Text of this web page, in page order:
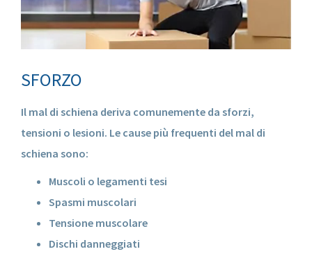
SFORZO
Il mal di schiena deriva comunemente da sforzi,
tensioni o lesioni. Le cause più frequenti del mal di
schiena sono:
Muscoli o legamenti tesi
Spasmi muscolari
Tensione muscolare
Dischi danneggiati